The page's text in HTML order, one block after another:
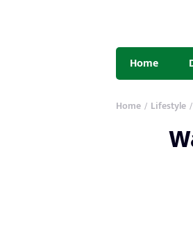
Home
Home / Lifestyle /